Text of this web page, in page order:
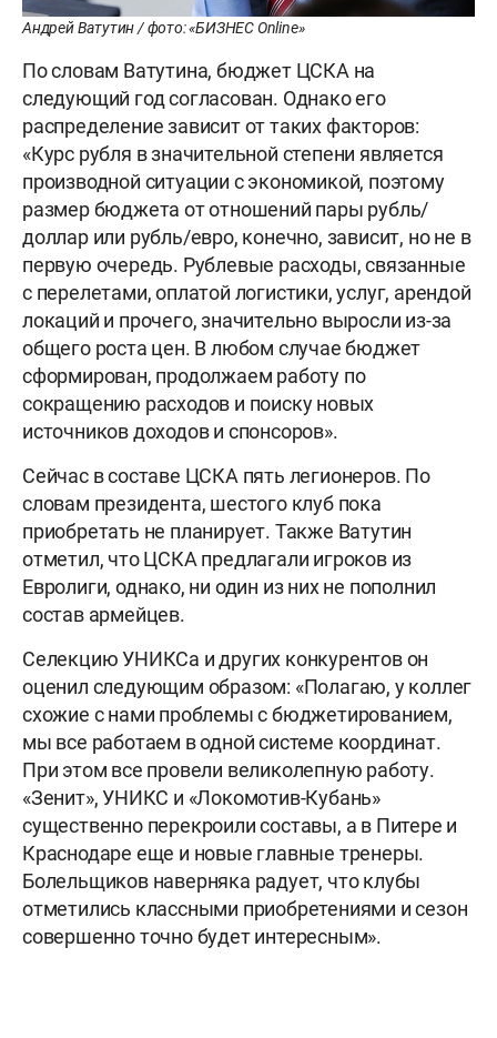
Андрей Ватутин / фото: «БИЗНЕС Online»
По словам Ватутина, бюджет ЦСКА на
следующий год согласован. Однако его
распределение зависит от таких факторов:
«Курс рубля в значительной степени является
производной ситуации с экономикой, поэтому
размер бюджета от отношений пары рубль/
доллар или рубль/евро, конечно, зависит, но не в
первую очередь. Рублевые расходы, связанные
с перелетами, оплатой логистики, услуг, арендой
локаций и прочего, значительно выросли из-за
общего роста цен. В любом случае бюджет
сформирован, продолжаем работу по
сокращению расходов и поиску новых
источников доходов и спонсоров».
Сейчас в составе ЦСКА пять легионеров. По
словам президента, шестого клуб пока
приобретать не планирует. Также Ватутин
отметил, что ЦСКА предлагали игроков из
Евролиги, однако, ни один из них не пополнил
состав армейцев.
Селекцию УНИКСа и других конкурентов он
оценил следующим образом: «Полагаю, у коллег
схожие с нами проблемы с бюджетированием,
мы все работаем в одной системе координат.
При этом все провели великолепную работу.
«Зенит», УНИКС и «Локомотив-Кубань»
существенно перекроили составы, а в Питере и
Краснодаре еще и новые главные тренеры.
Болельщиков наверняка радует, что клубы
отметились классными приобретениями и сезон
совершенно точно будет интересным».